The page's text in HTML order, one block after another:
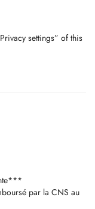
settings” of this
par la CNS au